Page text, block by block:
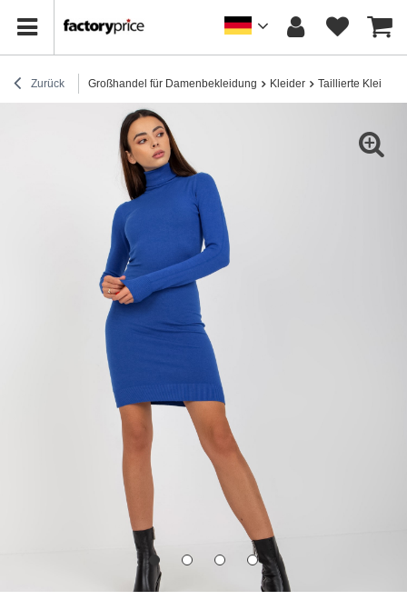
Zurück Großhandel für Damenbekleidung Kleider Taillierte Kleider